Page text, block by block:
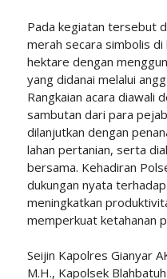
Pada kegiatan tersebut
merah secara simbolis di
hektare dengan
yang didanai melalui
Rangkaian acara diawali
sambutan dari para
dilanjutkan dengan
lahan pertanian, serta
bersama. Kehadiran
dukungan nyata
meningkatkan
memperkuat ketahanan
Seijin Kapolres Gianyar
M.H., Kapolsek